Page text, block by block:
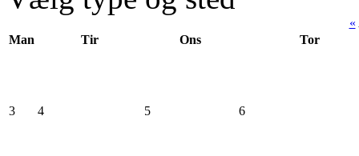
«
Man
Tir Ons Tor
3 4 5 6